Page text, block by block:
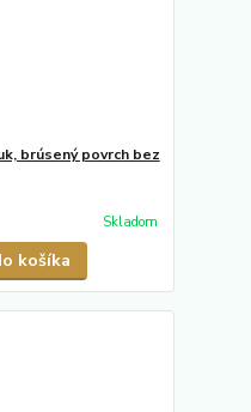
brúsený povrch bez
Skladom
košíka